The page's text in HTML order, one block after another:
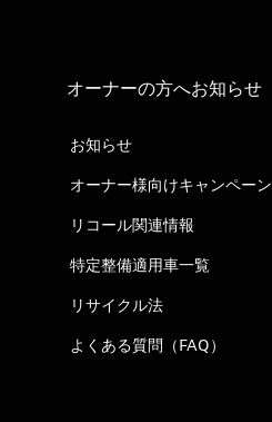
オーナーの方へお知らせ
お知らせ
オーナー様向けキャンペーン
リコール関連情報
特定整備適用車一覧
リサイクル法
よくある質問（FAQ）